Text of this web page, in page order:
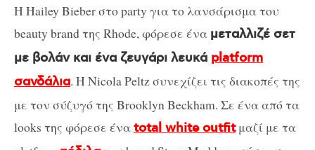
Η Hailey Bieber στο party για το λανσάρισμα του
beauty brand της Rhode, φόρεσε ένα μεταλλιζέ σετ
με βολάν και ένα ζευγάρι λευκά platform
σανδάλια. Η Nicola Peltz συνεχίζει τις διακοπές της
με τον σύζυγό της Brooklyn Beckham. Σε ένα από τα
looks της φόρεσε έναtotal white outfitμαζί με τα